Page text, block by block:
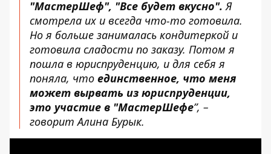
"МастерШеф", "Все будет вкусно". Я
смотрела их и всегда что-то готовила.
Но я больше занималась кондитеркой и
готовила сладости по заказу. Потом я
пошла в юриспруденцию, и для себя я
поняла, что единственное, что меня
может вырвать из юриспруденции,
это участие в "МастерШефе”, –
говорит Алина Бурык.